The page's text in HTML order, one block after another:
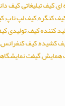
ای,کیف تبلیغاتی,کیف
کنگره,کیف لپ تاپ,
کننده کیف,تولیدی
کشیده,کیف کنفرانس
همایش,گیفت